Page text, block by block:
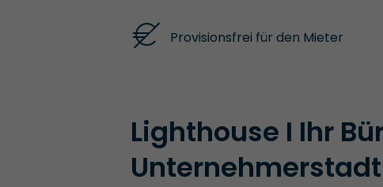
Provisionsfrei für den Mieter
Lighthouse I Ihr